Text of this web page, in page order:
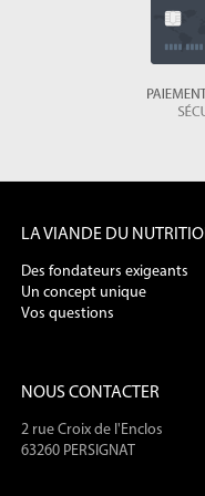
LA VIANDE DU
Des fondateurs exigeants
Un concept unique
Vos questions
NOUS CONTACTER
2 rue Croix de l'Enclos
63260 PERSIGNAT